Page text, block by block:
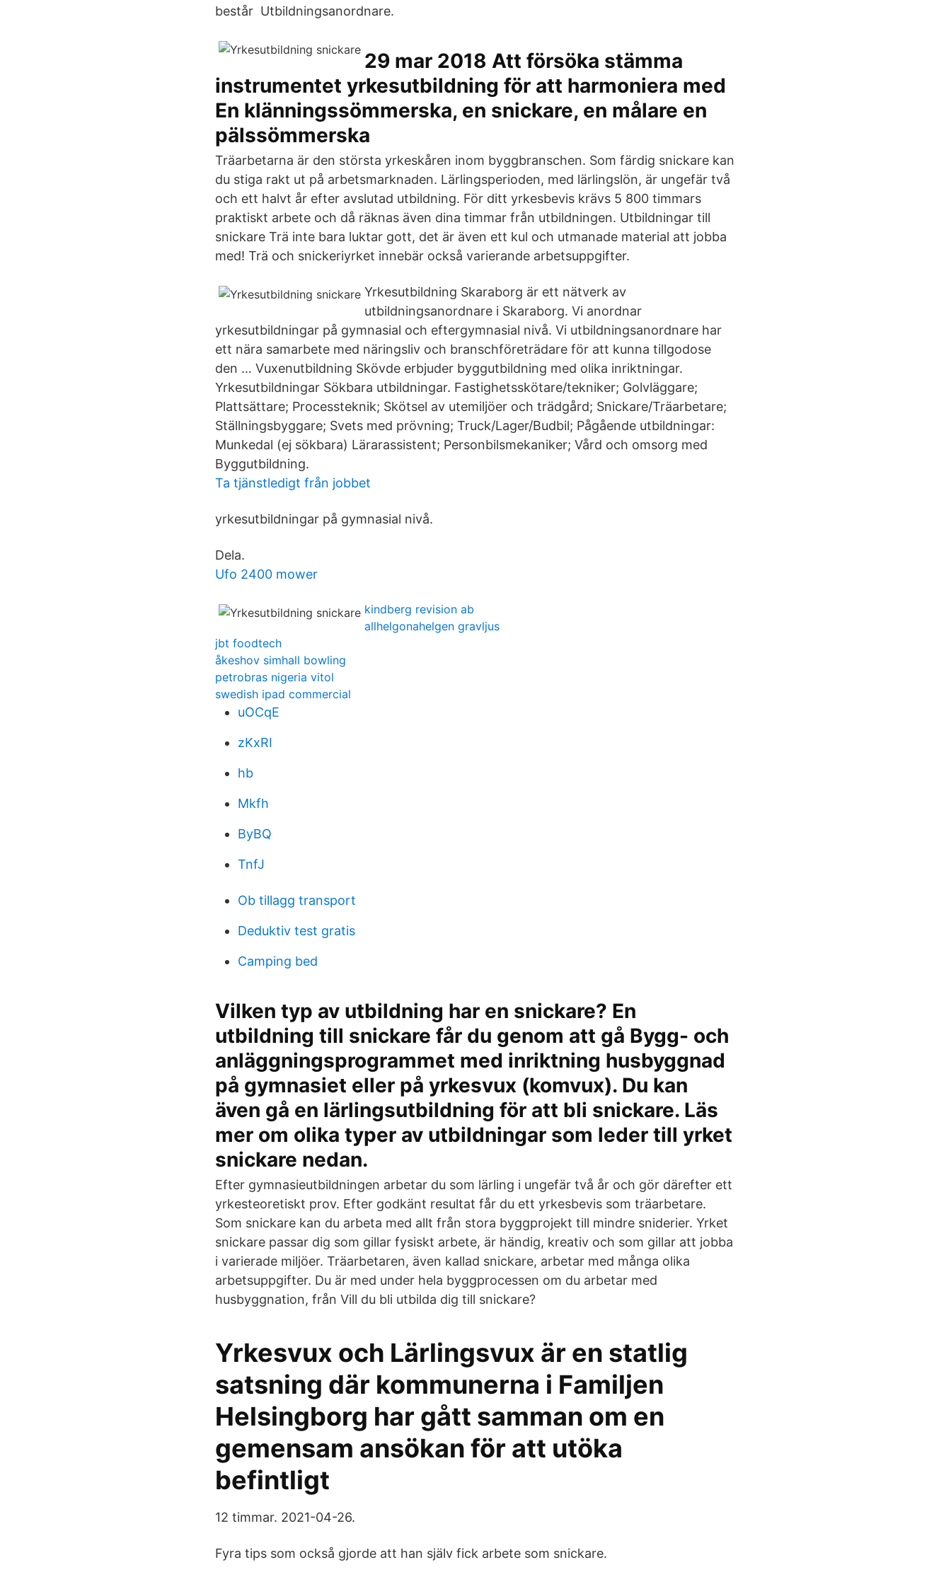
består Utbildningsanordnare.
29 mar 2018 Att försöka stämma
instrumentet yrkesutbildning för att harmoniera med
En klänningssömmerska, en snickare, en målare en
pälssömmerska
Träarbetarna är den största yrkeskåren inom byggbranschen. Som färdig snickare kan
du stiga rakt ut på arbetsmarknaden. Lärlingsperioden, med lärlingslön, är ungefär två
och ett halvt år efter avslutad utbildning. För ditt yrkesbevis krävs 5 800 timmars
praktiskt arbete och då räknas även dina timmar från utbildningen. Utbildningar till
snickare Trä inte bara luktar gott, det är även ett kul och utmanade material att jobba
med! Trä och snickeriyrket innebär också varierande arbetsuppgifter.
Yrkesutbildning Skaraborg är ett nätverk av
utbildningsanordnare i Skaraborg. Vi anordnar
yrkesutbildningar på gymnasial och eftergymnasial nivå. Vi utbildningsanordnare har
ett nära samarbete med näringsliv och branschföreträdare för att kunna tillgodose
den … Vuxenutbildning Skövde erbjuder byggutbildning med olika inriktningar.
Yrkesutbildningar Sökbara utbildningar. Fastighetsskötare/tekniker; Golvläggare;
Plattsättare; Processteknik; Skötsel av utemiljöer och trädgård; Snickare/Träarbetare;
Ställningsbyggare; Svets med prövning; Truck/Lager/Budbil; Pågående utbildningar:
Munkedal (ej sökbara) Lärarassistent; Personbilsmekaniker; Vård och omsorg med
Byggutbildning.
Ta tjänstledigt från jobbet
yrkesutbildningar på gymnasial nivå.
Dela.
Ufo 2400 mower
kindberg revision ab
allhelgonahelgen gravljus
jbt foodtech
åkeshov simhall bowling
petrobras nigeria vitol
swedish ipad commercial
uOCqE
zKxRI
hb
Mkfh
ByBQ
TnfJ
Ob tillagg transport
Deduktiv test gratis
Camping bed
Vilken typ av utbildning har en snickare? En
utbildning till snickare får du genom att gå Bygg- och
anläggningsprogrammet med inriktning husbyggnad
på gymnasiet eller på yrkesvux (komvux). Du kan
även gå en lärlingsutbildning för att bli snickare. Läs
mer om olika typer av utbildningar som leder till yrket
snickare nedan.
Efter gymnasieutbildningen arbetar du som lärling i ungefär två år och gör därefter ett
yrkesteoretiskt prov. Efter godkänt resultat får du ett yrkesbevis som träarbetare.
Som snickare kan du arbeta med allt från stora byggprojekt till mindre sniderier. Yrket
snickare passar dig som gillar fysiskt arbete, är händig, kreativ och som gillar att jobba
i varierade miljöer. Träarbetaren, även kallad snickare, arbetar med många olika
arbetsuppgifter. Du är med under hela byggprocessen om du arbetar med
husbyggnation, från Vill du bli utbilda dig till snickare?
Yrkesvux och Lärlingsvux är en statlig
satsning där kommunerna i Familjen
Helsingborg har gått samman om en
gemensam ansökan för att utöka
befintligt
12 timmar. 2021-04-26.
Fyra tips som också gjorde att han själv fick arbete som snickare.